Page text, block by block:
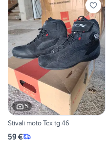
5
Stivali moto Tcx tg 46
59 €